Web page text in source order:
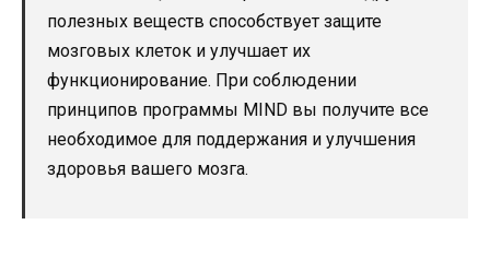
полезных веществ способствует защите
мозговых клеток и улучшает их
функционирование. При соблюдении
принципов программы MIND вы получите все
необходимое для поддержания и улучшения
здоровья вашего мозга.